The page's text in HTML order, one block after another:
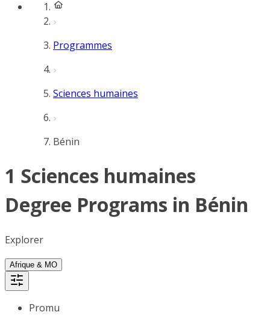
Programmes
Sciences humaines
Bénin
1 Sciences humaines
Degree Programs in Bénin
Explorer
Afrique & MO
Promu